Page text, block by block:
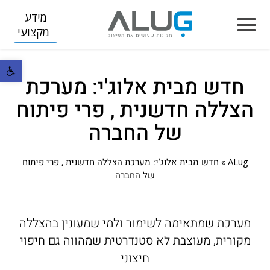
פתח
מידע
מקצועי
הסיפור שלנו
חלונות
SLIM
HORIZON
FLIP
דלתות
קירות מסך
פרוייקטים
חדש מבית אלוג'י: מערכת
הצללה חדשנית , פרי פיתוח
של החברה
ALug
» חדש מבית אלוג'י: מערכת הצללה חדשנית , פרי פיתוח
של החברה
מערכת שמתאימה לשימור ולמי שמעונין בהצללה
מקורית, מעוצבת לא סטנדרטית שמהווה גם חיפוי
חיצוני